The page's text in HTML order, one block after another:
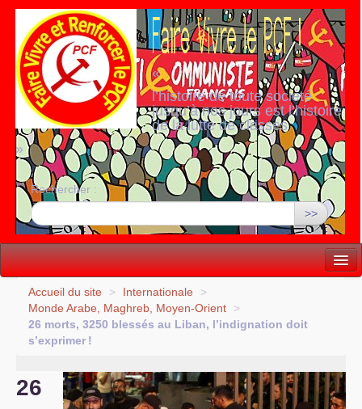
«
l’histoire de toute société
jusqu’à nos jours est l’histoire
de la lutte de classes
»
Rechercher :
>>
Vie politique
Lutter, Unir...
S’organiser
Accueil du site > Internationale
>
Monde Arabe, Maghreb, Moyen-Orient
>
26 morts, 3250 blessés au Liban, l’indignation doit
s’exprimer !
26